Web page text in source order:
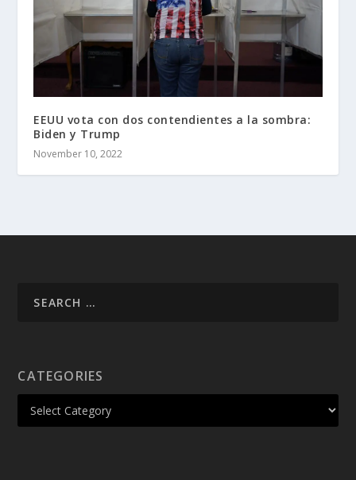
EEUU vota con dos contendientes a la sombra:
Biden y Trump
November 10, 2022
CATEGORIES